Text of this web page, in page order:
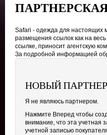
Safari - одежда для настоящих
размещения ссылок как на
ссылке, приносит агентскую
За подробной информацией
НОВЫЙ ПАРТНЕР
Я не являюсь партнером.
Нажмите Вперед чтобы
внимание, что эта учетная
учетной записью